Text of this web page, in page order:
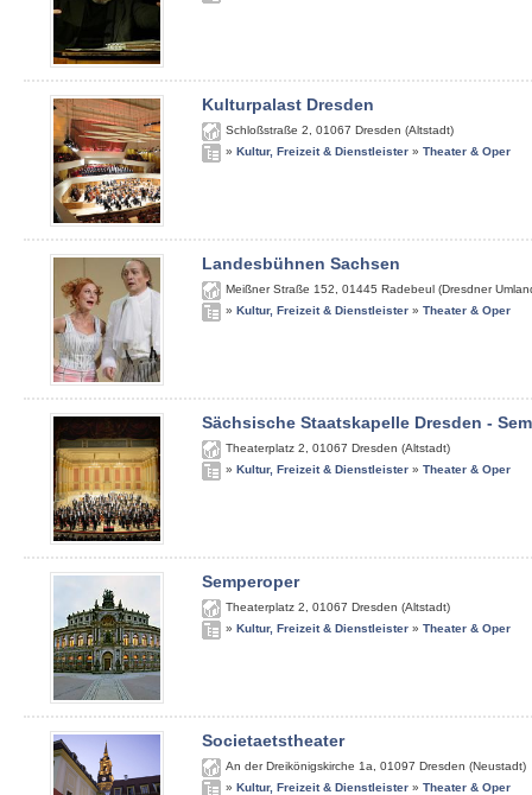
Kulturpalast Dresden
Schloßstraße 2 01067 Dresden (Altstadt)
» Kultur, Freizeit & Dienstleister » Theater & Oper
Landesbühnen Sachsen
Meißner Straße 152 01445 Radebeul (Dresdner
» Kultur, Freizeit & Dienstleister » Theater & Oper
Sächsische Staatskapelle Dresden -
Theaterplatz 2 01067 Dresden (Altstadt)
» Kultur, Freizeit & Dienstleister » Theater & Oper
Semperoper
Theaterplatz 2 01067 Dresden (Altstadt)
» Kultur, Freizeit & Dienstleister » Theater & Oper
Societaetstheater
An der Dreikönigskirche 1a 01097 Dresden (Neustadt)
» Kultur, Freizeit & Dienstleister » Theater & Oper